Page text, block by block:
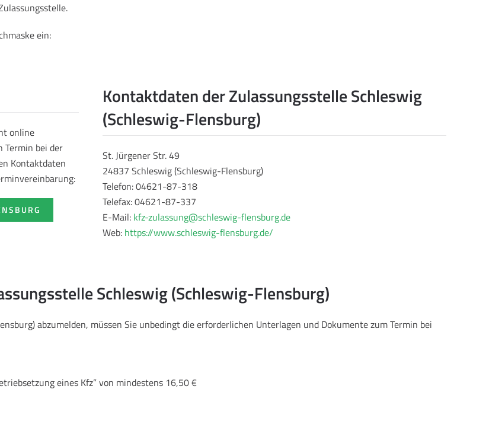
ein:
online
Termin bei der
Kontaktdaten
Kontaktdaten der Zulassungsstelle Schleswig
(Schleswig-Flensburg)
St. Jürgener Str. 49
24837 Schleswig (Schleswig-Flensburg)
Telefon: 04621-87-318
Telefax: 04621-87-337
E-Mail: kfz-zulassung@schleswig-flensburg.de
Web: https://www.schleswig-flensburg.de/
Schleswig (Schleswig-Flensburg)
abzumelden, müssen Sie unbedingt die erforderlichen Unterlagen und Dokumente zum Termin bei
eines Kfz” von mindestens 16,50 €